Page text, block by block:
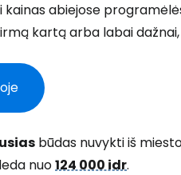
abiejose
kartą arba labai
būdas nuvykti iš
nuo124 000 idr.
bendruomenė